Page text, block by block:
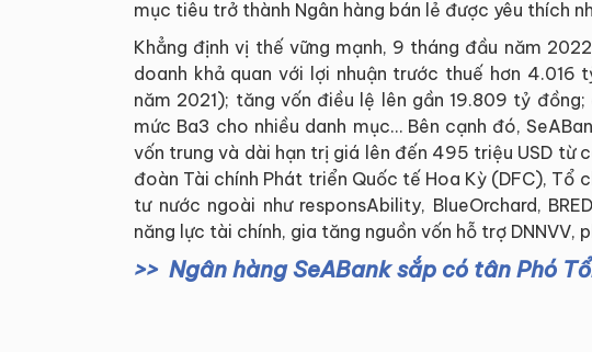
mục tiêu trở thành Ngân hàng bán lẻ được yêu thích
Khẳng định vị thế vững mạnh, 9 tháng đầu năm
doanh khả quan với lợi nhuận trước thuế hơn
năm 2021); tăng vốn điều lệ lên gần 19.809 tỷ
mức Ba3 cho nhiều danh mục… Bên cạnh đó,
vốn trung và dài hạn trị giá lên đến 495 triệu USD từ
đoàn Tài chính Phát triển Quốc tế Hoa Kỳ (DFC), Tổ
tư nước ngoài như responsAbility, BlueOrchard,
năng lực tài chính, gia tăng nguồn vốn hỗ trợ DNNVV,
Ngân hàng SeABank sắp có tân Phó